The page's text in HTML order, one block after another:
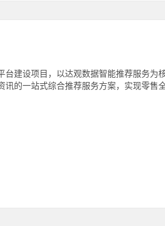
建设项目，以达观数据智能推荐服务为
的一站式综合推荐服务方案，实现零售